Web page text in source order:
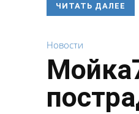
ЧИТАТЬ ДАЛЕЕ
Новости